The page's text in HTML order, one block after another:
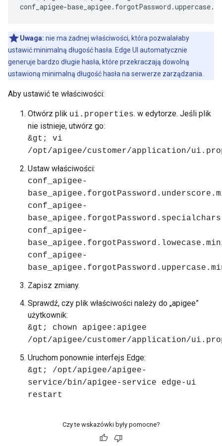
conf_apigee-
Uwaga: nie ma żadnej właściwości, która pozwalałaby
ustawić minimalną długość hasła. Edge UI automatycznie
generuje bardzo długie hasła, które przekraczają dowolną
ustawioną minimalną długość hasła na serwerze zarządzania.
Aby ustawić te właściwości:
Otwórz plik ui.properties. w edytorze. Jeśli plik
nie istnieje, utwórz go:
&gt; vi
/opt/apigee/customer/application/
Ustaw właściwości:
conf_apigee-
conf_apigee-
conf_apigee-
conf_apigee-
Zapisz zmiany.
Sprawdź, czy plik właściwości należy do „apigee”
użytkownik:
&gt; chown apigee:apigee
/opt/apigee/customer/application/
Uruchom ponownie interfejs Edge:
&gt; /opt/apigee/apigee-
service/bin/apigee-service edge-ui
restart
Czy te wskazówki były pomocne?